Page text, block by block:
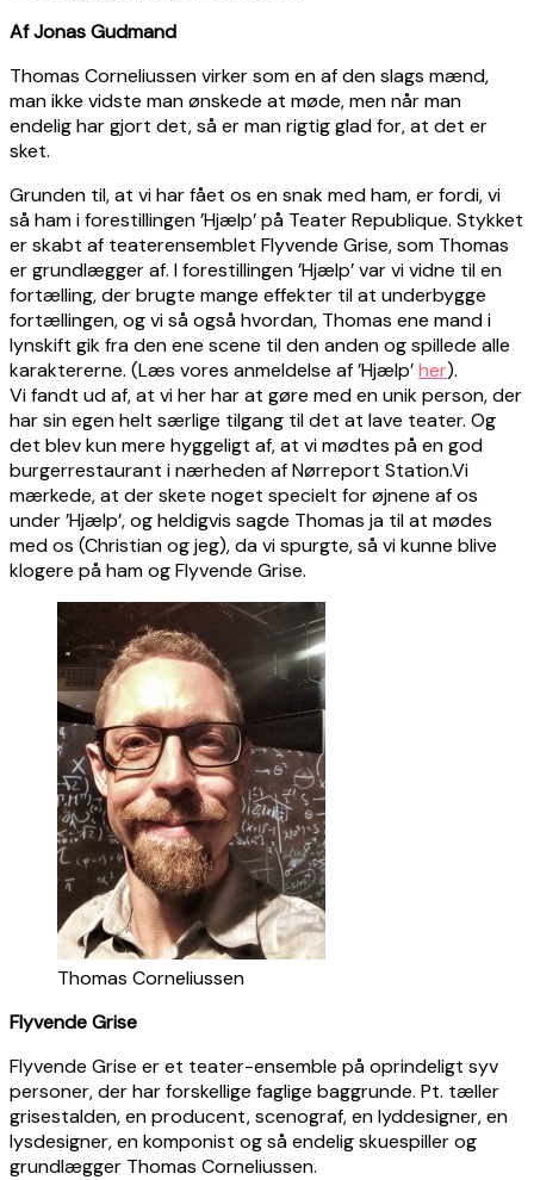
Af Jonas Gudmand
Thomas Corneliussen virker som en af den slags mænd,
man ikke vidste man ønskede at møde, men når man
endelig har gjort det, så er man rigtig glad for, at det er
sket.
Grunden til, at vi har fået os en snak med ham, er fordi, vi
så ham i forestillingen ’Hjælp’ på Teater Republique. Stykket
er skabt af teaterensemblet Flyvende Grise, som Thomas
er grundlægger af. I forestillingen ’Hjælp’ var vi vidne til en
fortælling, der brugte mange effekter til at underbygge
fortællingen, og vi så også hvordan, Thomas ene mand i
lynskift gik fra den ene scene til den anden og spillede alle
karaktererne. (Læs vores anmeldelse af ’Hjælp’her).
Vi fandt ud af, at vi her har at gøre med en unik person, der
har sin egen helt særlige tilgang til det at lave teater. Og
det blev kun mere hyggeligt af, at vi mødtes på en god
burgerrestaurant i nærheden af Nørreport Station.Vi
mærkede, at der skete noget specielt for øjnene af os
under ’Hjælp’, og heldigvis sagde Thomas ja til at mødes
med os (Christian og jeg), da vi spurgte, så vi kunne blive
klogere på ham og Flyvende Grise.
Thomas Corneliussen
Flyvende Grise
Flyvende Grise er et teater-ensemble på oprindeligt syv
personer, der har forskellige faglige baggrunde. Pt. tæller
grisestalden, en producent, scenograf, en lyddesigner, en
lysdesigner, en komponist og så endelig skuespiller og
grundlægger Thomas Corneliussen.